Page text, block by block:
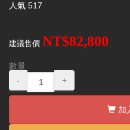
人氣 517
建議售價 NT$82,800
數量
-
+
加